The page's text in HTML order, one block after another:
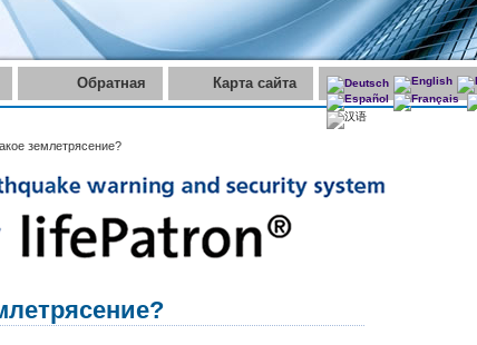
Обратная
Карта сайта
землетрясение?